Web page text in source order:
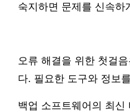
숙지하면 문제를 신속하
오류 해결을 위한 첫걸
다. 필요한 도구와 정보
백업 소프트웨어의 최신